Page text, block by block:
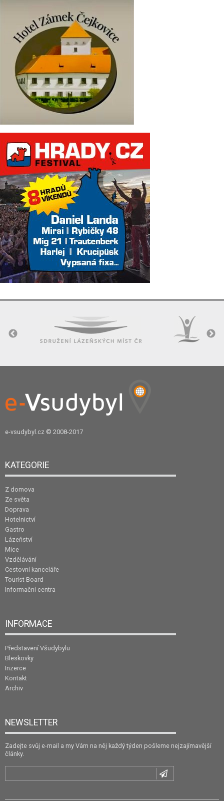
e-vsudybyl.cz © 2008-2017
KATEGORIE
Z domova
Ze světa
Doprava
Hotelnictví
Gastro
Lázeňství
Mice
Vzdělávání
Cestovní kanceláře
Tourist Board
Informační centra
INFORMACE
Představení Všudybylu
Bleskovky
Inzerce
Kontakt
Archiv
NEWSLETTER
Zadejte svůj e-mail a my Vám na něj každý týden pošleme nejzajímavější
články.